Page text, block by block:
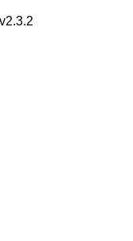
v2.3.2